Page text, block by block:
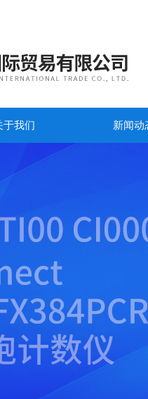
于我们 新闻动